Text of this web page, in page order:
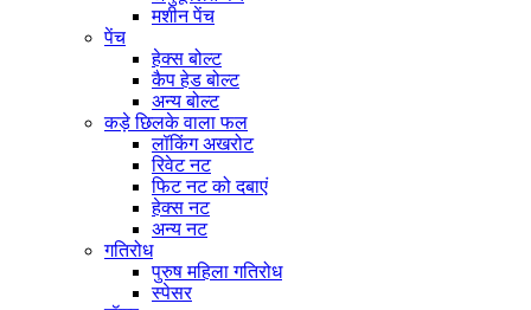
मशीन पेंच
पेंच
हेक्स बोल्ट
कैप हेड बोल्ट
अन्य बोल्ट
कड़े छिलके वाला फल
लॉकिंग अखरोट
रिवेट नट
फिट नट को दबाएं
हेक्स नट
अन्य नट
गतिरोध
पुरुष महिला गतिरोध
स्पेसर